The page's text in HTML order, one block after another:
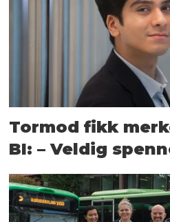
Tormod fikk
BI: – Veldig